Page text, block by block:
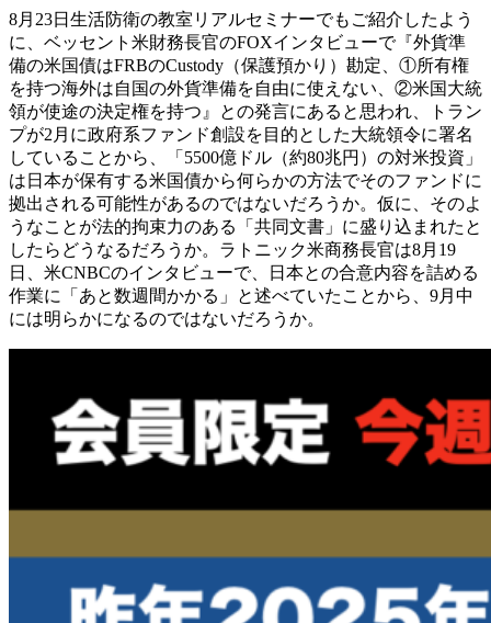
8月23日生活防衛の教室リアルセミナーでもご紹介したよう
に、ベッセント米財務長官のFOXインタビューで『外貨準
備の米国債はFRBのCustody（保護預かり）勘定、①所有権
を持つ海外は自国の外貨準備を自由に使えない、②米国大統
領が使途の決定権を持つ』との発言にあると思われ、トラン
プが2月に政府系ファンド創設を目的とした大統領令に署名
していることから、「5500億ドル（約80兆円）の対米投資」
は日本が保有する米国債から何らかの方法でそのファンドに
拠出される可能性があるのではないだろうか。仮に、そのよ
うなことが法的拘束力のある「共同文書」に盛り込まれたと
したらどうなるだろうか。ラトニック米商務長官は8月19
日、米CNBCのインタビューで、日本との合意内容を詰める
作業に「あと数週間かかる」と述べていたことから、9月中
には明らかになるのではないだろうか。